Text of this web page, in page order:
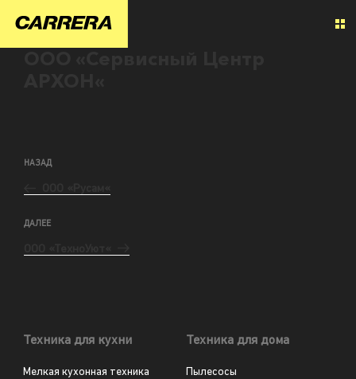
НАЗАД
ДАЛЕЕ
Техника для кухни
Мелкая кухонная техника
Техника для дома
Пылесосы